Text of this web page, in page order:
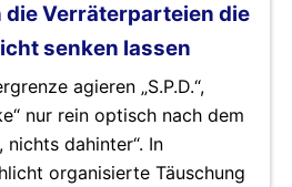
Verräterparteien die
senken lassen
agieren „S.P.D.“,
nur rein optisch nach dem
nichts dahinter“. In
organisierte Täuschung